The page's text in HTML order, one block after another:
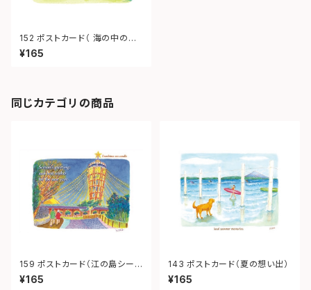
152 ポストカード（ 海の中のク
リスマス）
¥165
同じカテゴリの商品
159 ポストカード（江の島シーキ
ャンドル）
¥165
143 ポストカード（夏の想い出）
¥165